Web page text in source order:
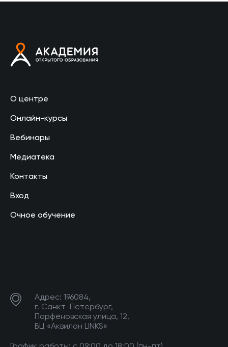
О центре
Онлайн-курсы
Вебинары
Медиатека
Контакты
Вход
Очное обучение
Адрес: 196084,
г. Санкт-Петербург,
Парфёновская улица, 12,
БЦ «Аквилон LINKS»